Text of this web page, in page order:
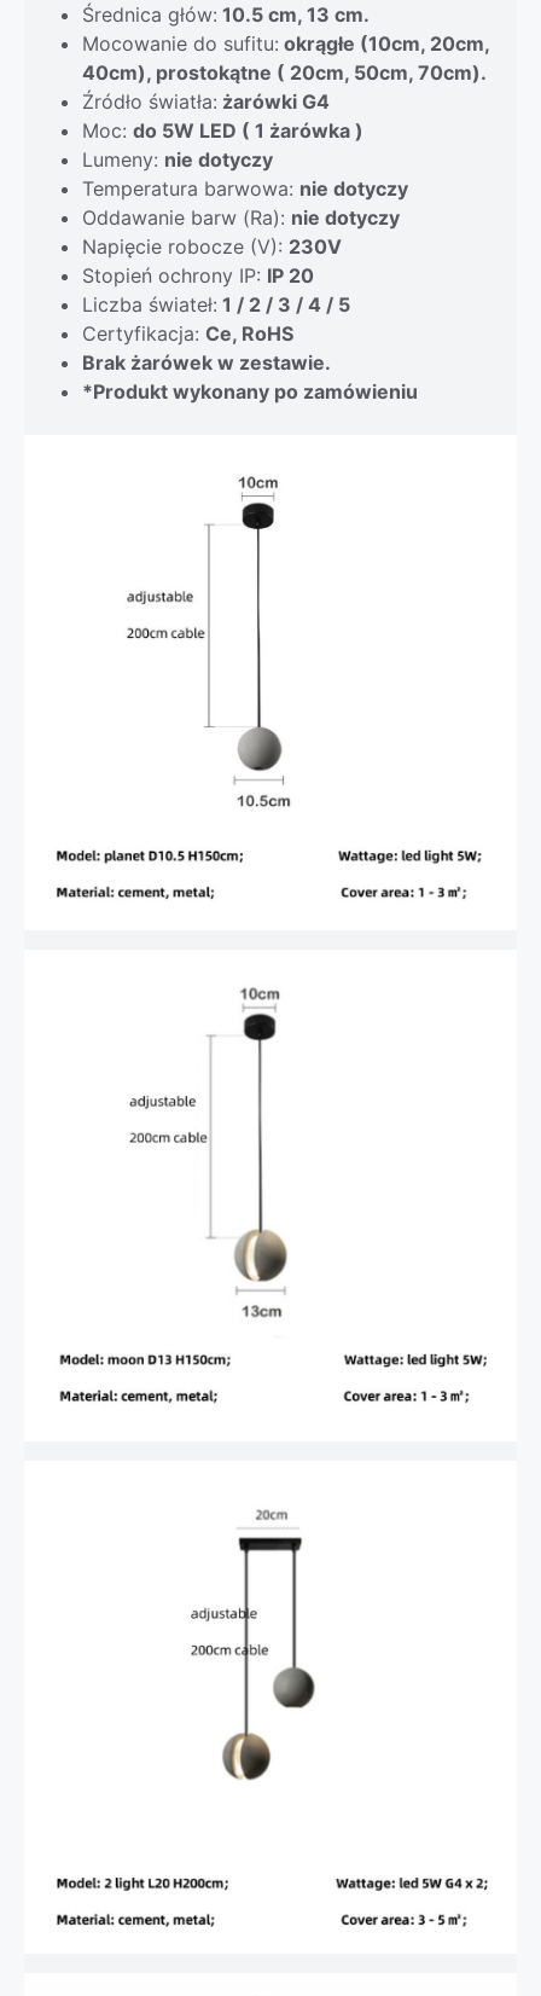
Średnica głów: 10.5 cm, 13 cm.
Mocowanie do sufitu: okrągłe (10cm, 20cm,
40cm), prostokątne ( 20cm, 50cm, 70cm).
Źródło światła: żarówki G4
Moc: do 5W LED ( 1 żarówka )
Lumeny: nie dotyczy
Temperatura barwowa: nie dotyczy
Oddawanie barw (Ra): nie dotyczy
Napięcie robocze (V): 230V
Stopień ochrony IP: IP 20
Liczba świateł: 1 / 2 / 3 / 4 / 5
Certyfikacja: Ce, RoHS
Brak żarówek w zestawie.
*Produkt wykonany po zamówieniu